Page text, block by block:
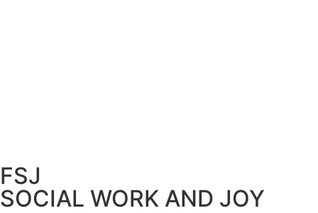
FSJ
SOCIAL WORK AND JOY